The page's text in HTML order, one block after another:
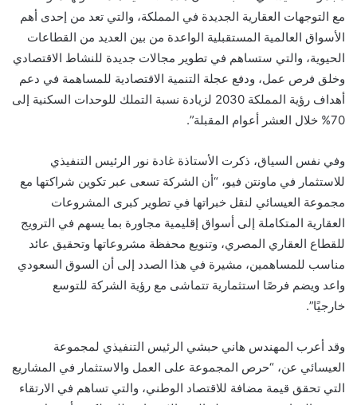
مع التوجهات العقارية الجديدة في المملكة، والتي تعد من إحدى أهم
الأسواق العالمية المستقبلية الواعدة من بين العديد من القطاعات
الحيوية، والتي ستساهم في تطوير مجالات جديدة للنشاط الاقتصادي
وخلق فرص عمل، ودفع عجلة التنمية الاقتصادية للمساهمة في دعم
أهداف رؤية المملكة 2030 لزيادة نسبة التملك للوحدات السكنية إلى
70% خلال العشر أعوام المقبلة”.
وفي نفس السياق، ذكرت الأستاذة غادة نور الرئيس التنفيذي
للاستثمار في ماونتن فيو، “أن الشركة تسعى عبر تكوين شراكتها مع
مجموعة العيسائي لنقل خبراتها في تطوير كبرى المشروعات
العقارية المتكاملة إلى أسواق إقليمية مجاورة بما يسهم في الترويج
للقطاع العقاري المصري، وتنويع محفظة مشروعاتها وتحقيق عائد
مناسب للمساهمين، مشيرة في هذا الصدد إلى أن السوق السعودي
واعد ويضم فرصًا استثمارية تتماشى مع رؤية الشركة للتوسع
خارجيًا”.
وقد أعرب المهندس هاني حبشي الرئيس التنفيذي لمجموعة
العيسائي عن، “حرص المجموعة على العمل والاستثمار في المشاريع
التي تحقق قيمة مضافة للاقتصاد الوطني، والتي تساهم في الارتقاء